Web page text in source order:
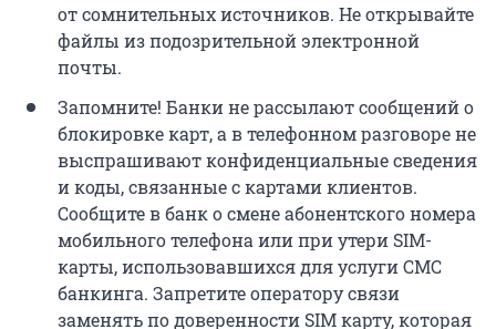
от сомнительных источников. Не открывайте
файлы из подозрительной электронной
почты.
Запомните! Банки не рассылают сообщений о
блокировке карт, а в телефонном разговоре не
выспрашивают конфиденциальные сведения
и коды, связанные с картами клиентов.
Сообщите в банк о смене абонентского номера
мобильного телефона или при утери SIM-
карты, использовавшихся для услуги СМС
банкинга. Запретите оператору связи
заменять по доверенности SIM карту, которая